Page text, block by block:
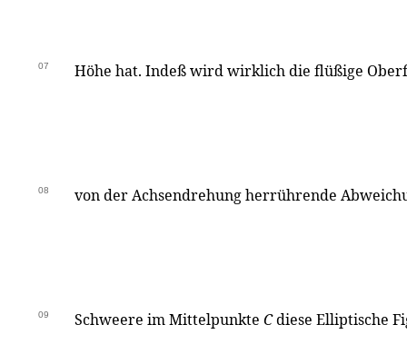
07 Höhe hat. Indeß wird wirklich die flüßige
08 von der Achsendrehung herrührende
09 Schweere im Mittelpunkte Cdiese Elliptische